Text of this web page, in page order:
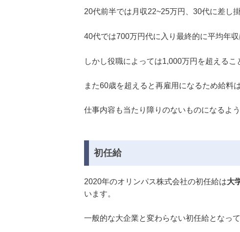
20代前半では月収22~25万円、30代に差し
40代では700万円代に入り最終的に平均年収
しかし役職によっては1,000万円を超えるこ
また60歳を超えると再雇用になるため給料
仕事内容も当たり障りのないものになるよう
初任給
2020年のオリンパス株式会社の初任給は大
います。
一般的な大企業と変わらない初任給となって